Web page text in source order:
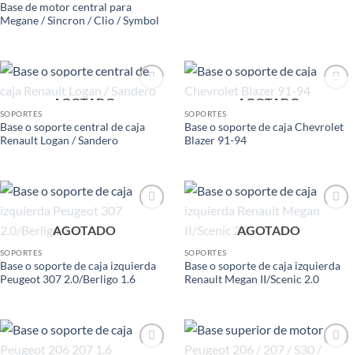
Base de motor central para
Megane / Sincron / Clio / Symbol
AGOTADO
SOPORTES
Base o soporte central de caja
Renault Logan / Sandero
AGOTADO
SOPORTES
Base o soporte de caja Chevrolet
Blazer 91-94
AGOTADO
SOPORTES
Base o soporte de caja izquierda
Peugeot 307 2.0/Berligo 1.6
AGOTADO
SOPORTES
Base o soporte de caja izquierda
Renault Megan II/Scenic 2.0